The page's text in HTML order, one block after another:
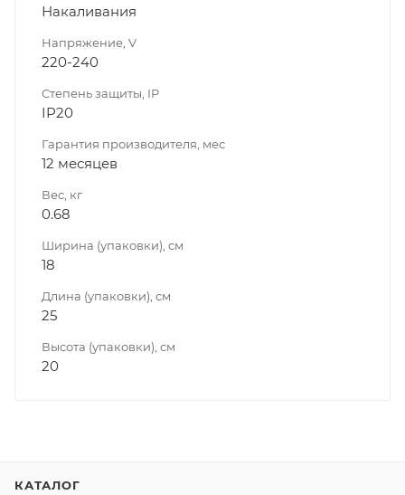
Накаливания
Напряжение, V
220-240
Степень защиты, IP
IP20
Гарантия производителя, мес
12 месяцев
Вес, кг
0.68
Ширина (упаковки), см
18
Длина (упаковки), см
25
Высота (упаковки), см
20
КАТАЛОГ